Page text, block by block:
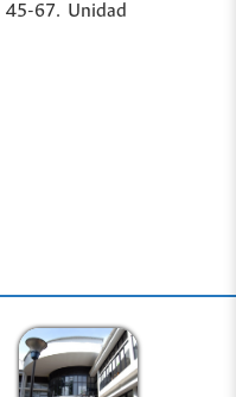
67. Unidad